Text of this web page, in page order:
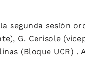
segunda sesión
G. Cerisole
(Bloque UCR) .